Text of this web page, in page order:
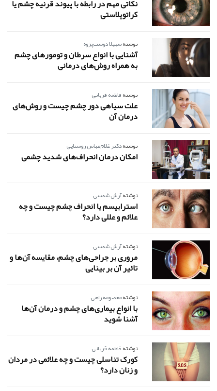
نکاتی مهم در رابطه با پیوند قرنیه چشم یا
کراتوپلاستی
نوشتهسهیلا دوست‌پژوه
آشنایی با انواع سرطان و تومورهای چشم
به همراه روش‌های درمانی
نوشتهفاطمه قربانی
علت سیاهی دور چشم چیست و روش‌های
درمان آن
نوشتهدکتر غلام‌عباس روستایی
امکان درمان انحراف‌های شدید چشمی
نوشتهآرش شمسی
استرابیسم یا انحراف چشم چیست و چه
علائم و عللی دارد؟
نوشتهآرش شمسی
مروری بر جراحی‌های چشم، مقایسه آن‌ها و
تائیر آن بر بینایی
نوشتهمعصومه راهی
با انواع بیماری‌های چشم و درمان آن‌ها
آشنا شوید
نوشتهفاطمه قربانی
کورک تناسلی چیست و چه علائمی در مردان
و زنان دارد؟